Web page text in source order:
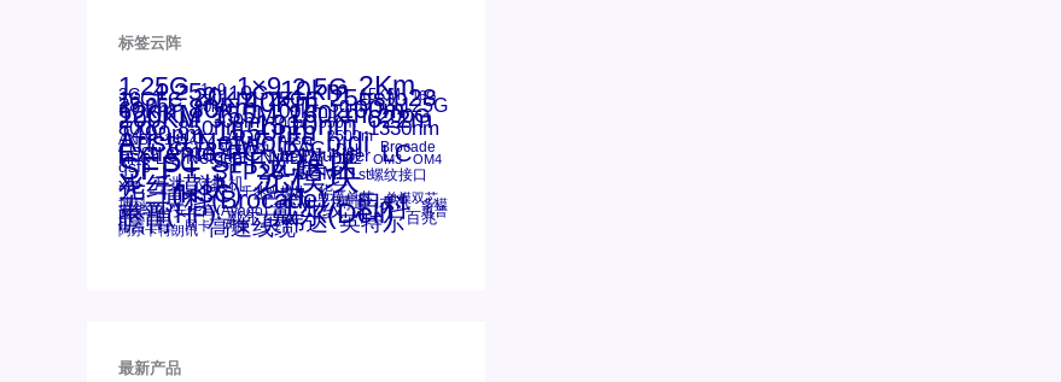
标签云阵
1.25G 1x9 1×9 2.5G 2Km
3G 4.25g 10G 10km 15KM 16G
16GFC 20km 25GE 25gsfp28
28.05G 30km 40Km 50m 53.125G
60km 80km 100km 100m
120KM 155M 160km 200G
200KM 300m 400m 550m 622m
800G 850nm 1310nm 1330nm
1490nm 1550nm 2500m
ANBR-1414TZ AOC Arista
Arista Networks bidi Brocade
Cisco CSFP光模块 DAC Dell
Extreme FC Intel Juniper LC
MPO-LC Netgear NVIDIA OM2 OM3 OM4
qsfp SC SFF光模块
SFP+ SFP28 SGMII st螺纹接口
xfp 万兆 交换机 光模块
光纤模块 千兆光模块 华三
华三(H3C) 华为 单模单芯 单模双芯
博科 博科(Brocade) 博通 友讯 多模
安华高 安华高(Avago) 工业级 思科 惠普
惠普(HP) 戴尔 戴尔(Dell) 百兆
瞻博 网卡 网捷 英伟达 英特尔
阿尔卡特朗讯 高速线缆
最新产品